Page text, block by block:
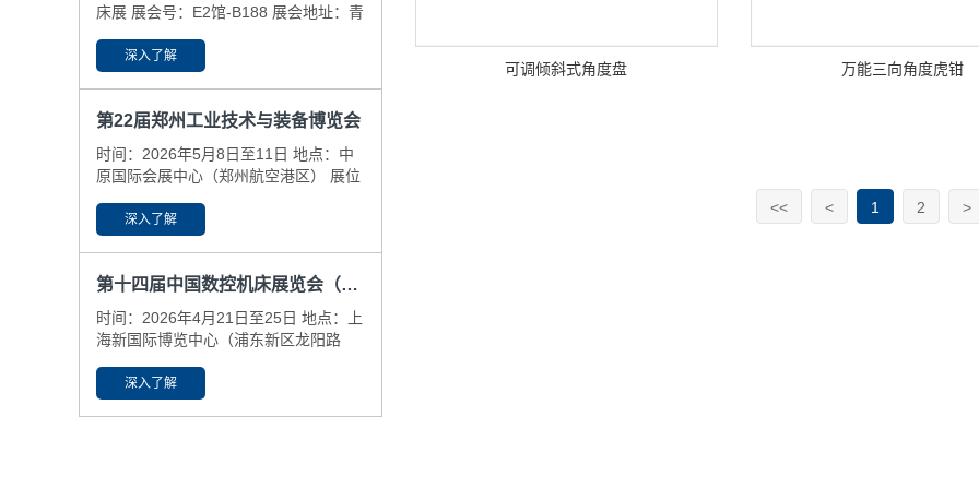
床展 展会号：E2馆-B188 展会地址：青
6.25-29
深入了解
第22届郑州工业技术与装备博览会
时间：2026年5月8日至11日 地点：中
原国际会展中心（郑州航空港区） 展位
深入了解
第十四届中国数控机床展览会（CCMT2026）
时间：2026年4月21日至25日 地点：上
海新国际博览中心（浦东新区龙阳路
A381深入了解
可调倾斜式角度盘 万能三向角度虎钳
<< < 1 2 >